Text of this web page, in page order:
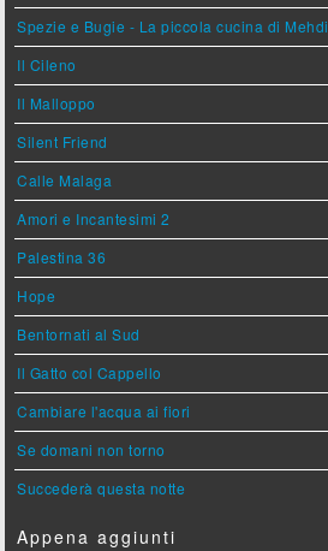
Spezie e Bugie - La piccola cucina di Mehdi
Il Cileno
Il Malloppo
Silent Friend
Calle Malaga
Amori e Incantesimi 2
Palestina 36
Hope
Bentornati al Sud
Il Gatto col Cappello
Cambiare l'acqua ai fiori
Se domani non torno
Succederà questa notte
Appena aggiunti